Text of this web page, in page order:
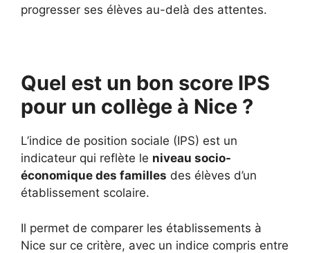
progresser ses élèves au-delà des attentes.
Quel est un bon score IPS
pour un collège à Nice ?
L’indice de position sociale (IPS) est un
indicateur qui reflète le niveau socio-
économique des familles des élèves d’un
établissement scolaire.
Il permet de comparer les établissements à
Nice sur ce critère, avec un indice compris entre